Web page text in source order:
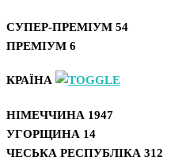
СУПЕР-ПРЕМІУМ 54
ПРЕМІУМ 6
КРАЇНА
НІМЕЧЧИНА 1947
УГОРЩИНА 14
ЧЕСЬКА РЕСПУБЛІКА 312